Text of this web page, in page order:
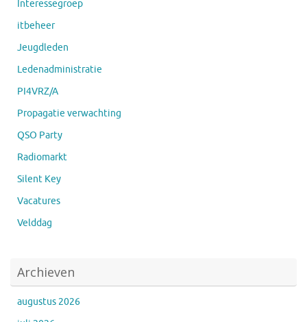
Interessegroep
itbeheer
Jeugdleden
Ledenadministratie
PI4VRZ/A
Propagatie verwachting
QSO Party
Radiomarkt
Silent Key
Vacatures
Velddag
Archieven
augustus 2026